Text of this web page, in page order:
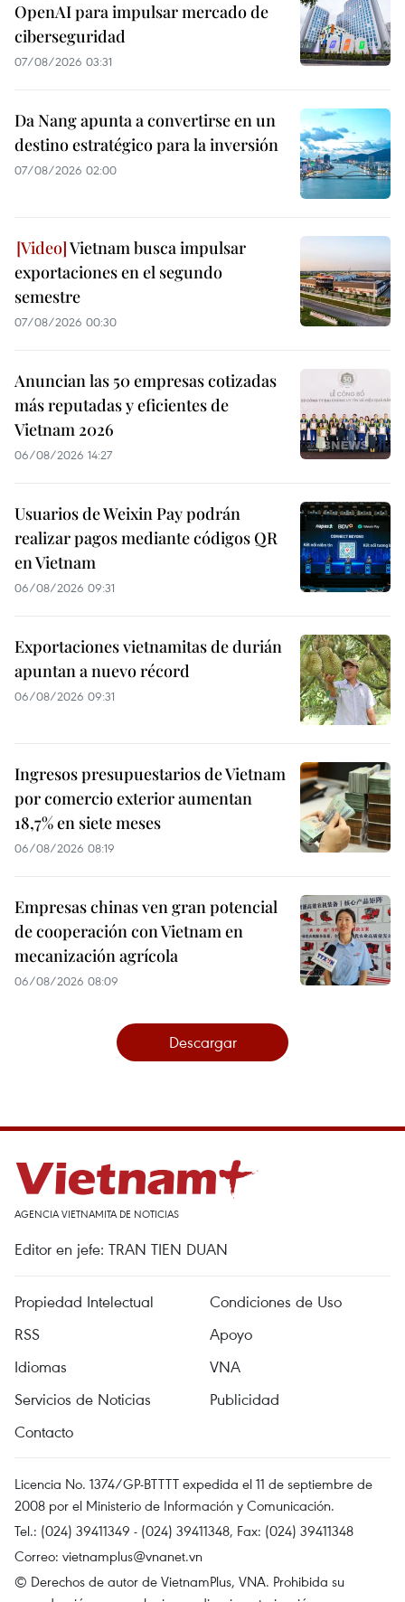
OpenAI para impulsar mercado de
ciberseguridad
07/08/2026 03:31
Da Nang apunta a convertirse en un
destino estratégico para la inversión
07/08/2026 02:00
Vietnam busca impulsar
exportaciones en el segundo
semestre
07/08/2026 00:30
Anuncian las 50 empresas cotizadas
más reputadas y eficientes de
Vietnam 2026
06/08/2026 14:27
Usuarios de Weixin Pay podrán
realizar pagos mediante códigos QR
en Vietnam
06/08/2026 09:31
Exportaciones vietnamitas de durián
apuntan a nuevo récord
06/08/2026 09:31
Ingresos presupuestarios de Vietnam
por comercio exterior aumentan
18,7% en siete meses
06/08/2026 08:19
Empresas chinas ven gran potencial
de cooperación con Vietnam en
mecanización agrícola
06/08/2026 08:09
Descargar
AGENCIA VIETNAMITA DE NOTICIAS
Editor en jefe: TRAN TIEN DUAN
Propiedad Intelectual
Condiciones de Uso
RSS
Apoyo
Idiomas
VNA
Servicios de Noticias
Publicidad
Contacto
Licencia No. 1374/GP-BTTTT expedida el 11 de septiembre de
2008 por el Ministerio de Información y Comunicación.
Tel.: (024) 39411349 - (024) 39411348, Fax: (024) 39411348
Correo: vietnamplus@vnanet.vn
© Derechos de autor de VietnamPlus, VNA. Prohibida su